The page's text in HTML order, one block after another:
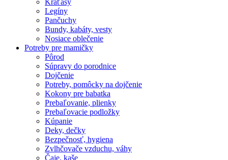
Legíny
Pančuchy
Bundy, kabáty, vesty
Nosiace oblečenie
Potreby pre mamičky
Pôrod
Súpravy do porodnice
Dojčenie
Potreby, pomôcky na dojčenie
Kokony pre babatka
Prebaľovanie, plienky
Prebaľovacie podložky
Kúpanie
Deky, dečky
Bezpečnosť, hygiena
Zvlhčovače vzduchu, váhy
Čaje, kaše